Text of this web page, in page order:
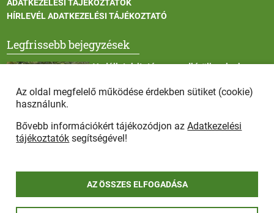
ADATKEZELÉSI TÁJÉKOZTATÓK
HÍRLEVÉL ADATKEZELÉSI TÁJÉKOZTATÓ
Legfrissebb bejegyzések
Vadállatok itatása a rendkívüli melegben
Afrikai sertéspestis - kérések a lakosság felé
Az oldal megfelelő működése érdekben sütiket (cookie)
használunk.
Bővebb információkért tájékozódjon azAdatkezelési
tájékoztatók segítségével!
AZ ÖSSZES ELFOGADÁSA